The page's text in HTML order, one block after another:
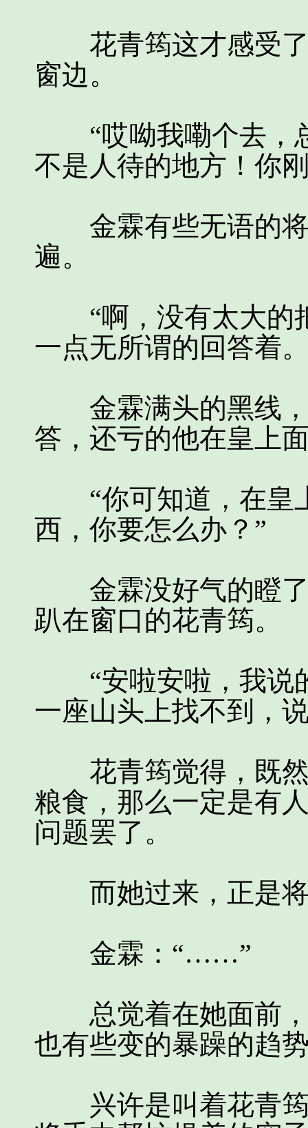
花青筠这才感受了
窗边。
“哎呦我嘞个去，
不是人待的地方！你
金霖有些无语的将
遍。
“啊，没有太大的
一点无所谓的回答着
金霖满头的黑线，
答，还亏的他在皇上
“你可知道，在皇
西，你要怎么办？”
金霖没好气的瞪了
趴在窗口的花青筠。
“安啦安啦，我说
一座山头上找不到，
花青筠觉得，既然
粮食，那么一定是有
问题罢了。
而她过来，正是将
金霖：“……”
总觉着在她面前，
也有些变的暴躁的趋
兴许是叫着花青筠